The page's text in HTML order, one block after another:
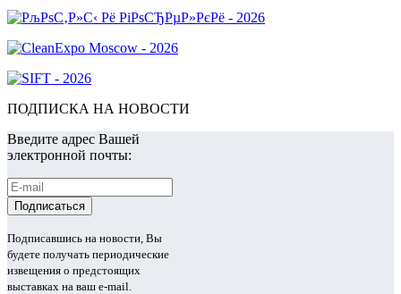
ПОДПИСКА НА НОВОСТИ
Введите адрес Вашей
электронной почты:
Подписавшись на новости, Вы
будете получать периодические
извещения о предстоящих
выставках на ваш e-mail.